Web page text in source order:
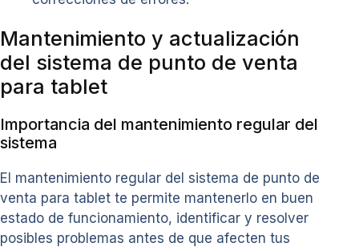
Mantenimiento y actualización
del sistema de punto de venta
para tablet
Importancia del mantenimiento regular del
sistema
El mantenimiento regular del sistema de punto de
venta para tablet te permite mantenerlo en buen
estado de funcionamiento, identificar y resolver
posibles problemas antes de que afecten tus